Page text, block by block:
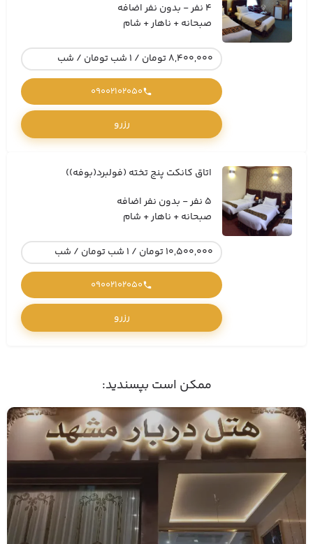
4 نفر - بدون نفر اضافه
صبحانه + ناهار + شام
8,400,000 تومان / 1 شب تومان / شب
09002102050
رزرو
اتاق کانکت پنج تخته (فولبرد(بوفه))
5 نفر - بدون نفر اضافه
صبحانه + ناهار + شام
10,500,000 تومان / 1 شب تومان / شب
09002102050
رزرو
ممکن است بپسندید: